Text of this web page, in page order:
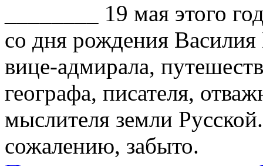
________ 19 мая этого
со дня рождения
вице-адмирала,
географа, писателя,
мыслителя земли
сожалению, забыто.